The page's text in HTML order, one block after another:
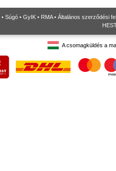
• Súgó • GyIK • RMA• Általános szerződési
A csomagküldés a